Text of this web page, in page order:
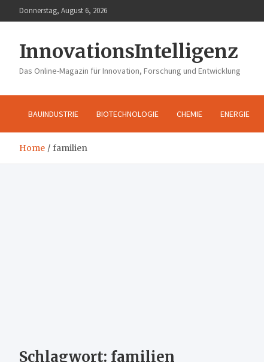
to
Donnerstag, August 6, 2026
InnovationsIntelligenz
Das Online-Magazin für Innovation, Forschung und Entwicklung
BAUINDUSTRIE BIOTECHNOLOGIE CHEMIE ENERGIE
Home familien
Schlagwort: familien